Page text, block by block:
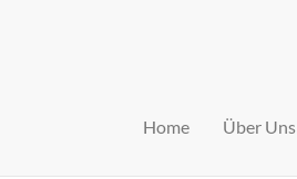
Home Über Uns